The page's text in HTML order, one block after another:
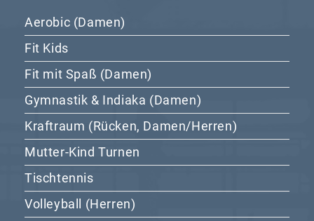
Aerobic (Damen)
Fit Kids
Fit mit Spaß (Damen)
Gymnastik & Indiaka (Damen)
Kraftraum (Rücken, Damen/Herren)
Mutter-Kind Turnen
Tischtennis
Volleyball (Herren)